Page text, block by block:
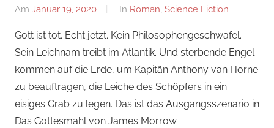
Am Januar 19, 2020
Von
In Roman, Science Fiction
Gott ist tot. Echt jetzt. Kein Philosophengeschwafel.
Sein Leichnam treibt im Atlantik. Und sterbende Engel
kommen auf die Erde, um Kapitän Anthony van Horne
zu beauftragen, die Leiche des Schöpfers in ein
eisiges Grab zu legen. Das ist das Ausgangsszenario in
Das Gottesmahl von James Morrow.